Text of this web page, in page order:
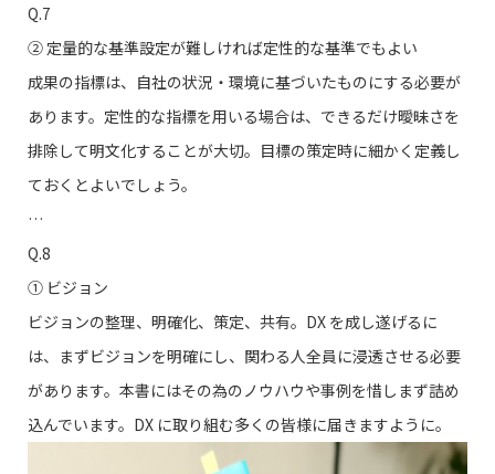
Q.7
➁ 定量的な基準設定が難しければ定性的な基準でもよい
成果の指標は、自社の状況・環境に基づいたものにする必要が
あります。定性的な指標を用いる場合は、できるだけ曖昧さを
排除して明文化することが大切。目標の策定時に細かく定義し
ておくとよいでしょう。
…
Q.8
➀ ビジョン
ビジョンの整理、明確化、策定、共有。DX を成し遂げるに
は、まずビジョンを明確にし、関わる人全員に浸透させる必要
があります。本書にはその為のノウハウや事例を惜しまず詰め
込んでいます。DX に取り組む多くの皆様に届きますように。